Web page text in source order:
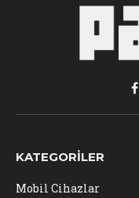
KATEGORILER
Mobil Cihazlar